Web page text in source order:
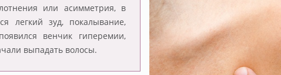
или асимметрия, в
легкий зуд, покалывание,
венчик гиперемии,
выпадать волосы.